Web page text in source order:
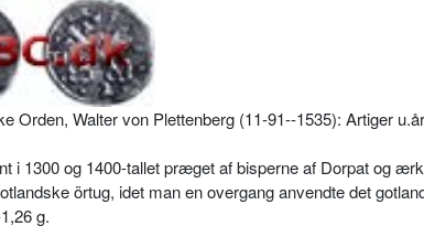
Orden, Walter von Plettenberg (11-91--1535): Artiger
i 1300 og 1400-tallet præget af bisperne af Dorpat og
örtug, idet man en overgang anvendte det
g.